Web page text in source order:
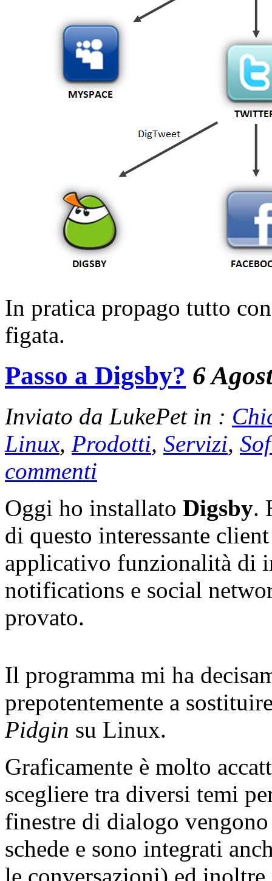
In pratica propago tutto
figata.
Passo a Digsby? 6
Inviato da LukePet in :
Linux, Prodotti, Servizi,
commenti
Oggi ho installato Digsby.
di questo interessante
applicativo funzionalità di
notifications e social
provato.
Il programma mi ha
prepotentemente a
Pidgin su Linux.
Graficamente è molto
scegliere tra diversi temi
finestre di dialogo
schede e sono integrati
le conversazioni) ed inoltre